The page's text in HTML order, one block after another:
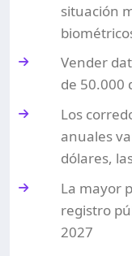
situación
Vender
de 50.000
Los
anuales
dólares,
La mayor
registro
2027